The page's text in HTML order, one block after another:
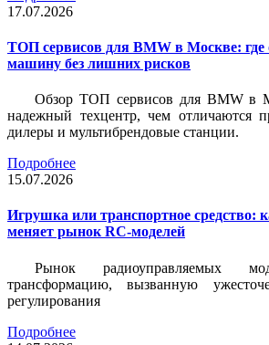
17.07.2026
ТОП сервисов для BMW в Москве: где
машину без лишних рисков
Обзор ТОП сервисов для BMW в
надежный техцентр, чем отличаются
дилеры и мультибрендовые станции.
Подробнее
15.07.2026
Игрушка или транспортное средство:
меняет рынок RC-моделей
Рынок радиоуправляемых
трансформацию, вызванную
регулирования
Подробнее